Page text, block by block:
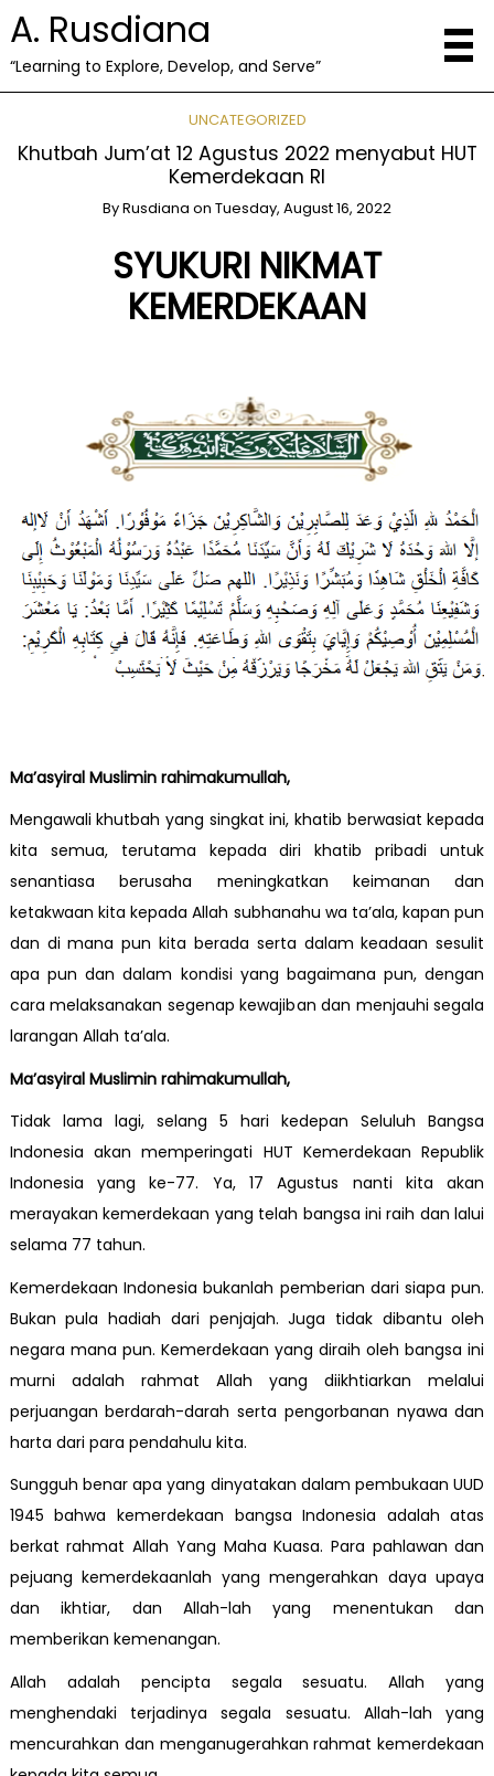
A. Rusdiana
“Learning to Explore, Develop, and Serve”
UNCATEGORIZED
Khutbah Jum’at 12 Agustus 2022 menyabut HUT
Kemerdekaan RI
ByRusdiana on Tuesday, August 16, 2022
SYUKURI NIKMAT
KEMERDEKAAN
Ma’asyiral Muslimin rahimakumullah,
Mengawali khutbah yang singkat ini, khatib berwasiat kepada
kita semua, terutama kepada diri khatib pribadi untuk
senantiasa berusaha meningkatkan keimanan dan
ketakwaan kita kepada Allah subhanahu wa ta’ala, kapan pun
dan di mana pun kita berada serta dalam keadaan sesulit
apa pun dan dalam kondisi yang bagaimana pun, dengan
cara melaksanakan segenap kewajiban dan menjauhi segala
larangan Allah ta’ala.
Ma’asyiral Muslimin rahimakumullah,
Tidak lama lagi, selang 5 hari kedepan Seluluh Bangsa
Indonesia akan memperingati HUT Kemerdekaan Republik
Indonesia yang ke-77. Ya, 17 Agustus nanti kita akan
merayakan kemerdekaan yang telah bangsa ini raih dan lalui
selama 77 tahun.
Kemerdekaan Indonesia bukanlah pemberian dari siapa pun.
Bukan pula hadiah dari penjajah. Juga tidak dibantu oleh
negara mana pun. Kemerdekaan yang diraih oleh bangsa ini
murni adalah rahmat Allah yang diikhtiarkan melalui
perjuangan berdarah-darah serta pengorbanan nyawa dan
harta dari para pendahulu kita.
Sungguh benar apa yang dinyatakan dalam pembukaan UUD
1945 bahwa kemerdekaan bangsa Indonesia adalah atas
berkat rahmat Allah Yang Maha Kuasa. Para pahlawan dan
pejuang kemerdekaanlah yang mengerahkan daya upaya
dan ikhtiar, dan Allah-lah yang menentukan dan
memberikan kemenangan.
Allah adalah pencipta segala sesuatu. Allah yang
menghendaki terjadinya segala sesuatu. Allah-lah yang
mencurahkan dan menganugerahkan rahmat kemerdekaan